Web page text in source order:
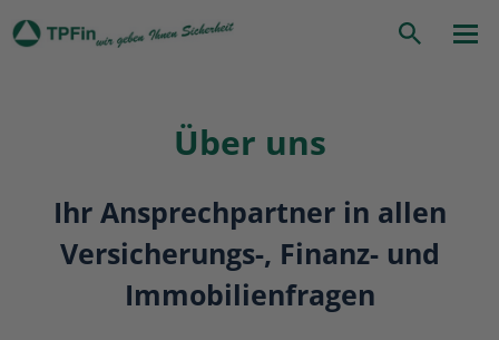
zurück | Startseite Über uns
Über uns
Ihr Ansprechpartner in allen
Versicherungs-, Finanz- und
Immobilienfragen